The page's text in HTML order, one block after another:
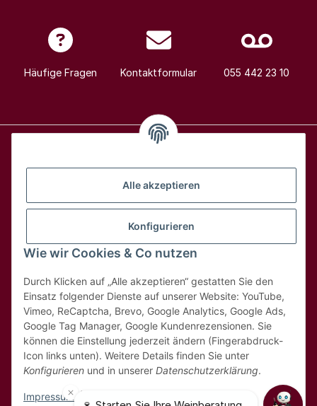
Alle akzeptieren
Konfigurieren
Wie wir Cookies & Co nutzen
Durch Klicken auf „Alle akzeptieren“ gestatten Sie den
Einsatz folgender Dienste auf unserer Website: YouTube,
Vimeo, ReCaptcha, Brevo, Google Analytics, Google Ads,
Google Tag Manager, Google Kundenrezensionen. Sie
können die Einstellung jederzeit ändern (Fingerabdruck-
Icon links unten). Weitere Details finden Sie unter
Konfigurieren und in unserer Datenschutzerklärung.
Impressum
Häufige Fragen Kontaktformular 055 442 23 10
Hilfe & Kontakt
Rechtliches